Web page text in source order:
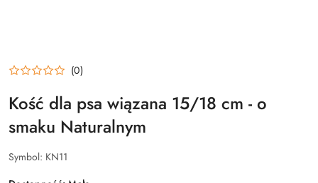
(0)
Kość dla psa wiązana 15/18 cm - o
smaku Naturalnym
Symbol: KN11